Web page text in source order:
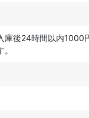
庫後24時間以内1000